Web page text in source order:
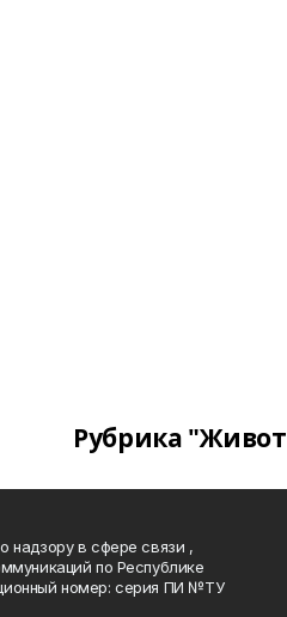
Рубрика
надзору в сфере связи ,
по Республике
номер: серия ПИ №ТУ